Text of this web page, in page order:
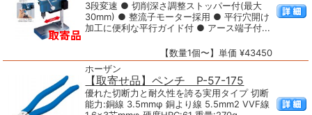
3段変速 ● 切削深さ調整ストッパー付(最大
30mm) ● 整流子モーター採用 ● 平行穴開け
加工に便利な平行ガイド付 ● アース端子付...
【数量1個〜】単価 ¥43450
ホーザン
【取寄せ品】ペンチ P-57-175
優れた切断力と耐久性を誇る実用タイプ 切断
能力:銅線 3.5mmφ 銅より線 5.5mm2 VVF線